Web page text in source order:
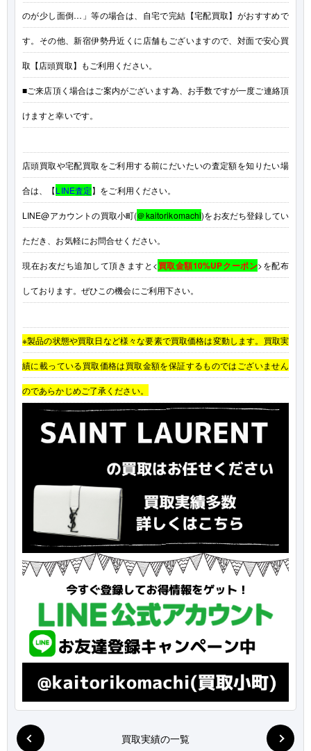
のが少し面倒…」等の場合は、自宅で完結【宅配買取】がおすすめで
す。その他、新宿伊勢丹近くに店舗もございますので、対面で安心買
取【店頭買取】もご利用ください。
■ご来店頂く場合はご案内がございます為、お手数ですが一度ご連絡頂
けますと幸いです。
店頭買取や宅配買取をご利用する前にだいたいの査定額を知りたい場
合は、【LINE査定】をご利用ください。
LINE@アカウントの買取小町(＠kaitorikomachi)をお友だち登録してい
ただき、お気軽にお問合せください。
現在お友だち追加して頂きますと<買取金額10%UPクーポン>を配布
しております。ぜひこの機会にご利用下さい。
※製品の状態や買取日など様々な要素で買取価格は変動します。買取実
績に載っている買取価格は買取金額を保証するものではございません
のであらかじめご了承ください。
買取実績の一覧